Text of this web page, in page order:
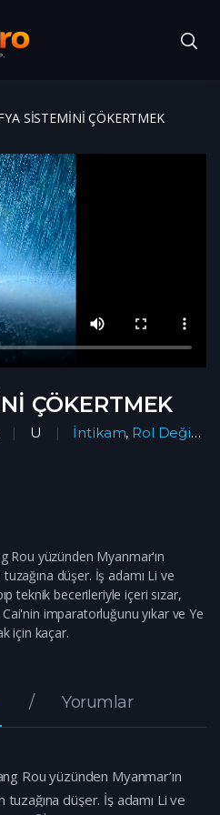
SİSTEMİNİ ÇÖKERTMEK
ÇÖKERTMEK
U İntikam, Rol Değişimi
Rou yüzünden Myanmar'ın
düşer. İş adamı Li ve
teknik becerileriyle içeri sızar,
imparatorluğunu yıkar ve Ye
için kaçar.
Yorumlar
Rou yüzünden Myanmar’ın
tuzağına düşer. İş adamı Li ve